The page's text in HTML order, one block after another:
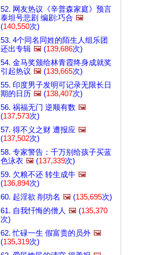
52. 网友热议《辛普森家庭》预言
泰坦号悲剧 编剧:巧合 🖼️
(140,550次)
53. 4个同名同姓的陌生人组乐团
还出专辑 🖼️ (139,686次)
54. 金马奖颁给林青霞终身成就奖
引起热议 🖼️ (139,665次)
55. 印度男子发明可记录无限长日
期的日历 🖼️ (138,407次)
56. 祸福无门 逆顺有数 🖼️
(137,573次)
57. 得不义之财 遭报应 🖼️
(137,502次)
58. 专家警告：千万别给孩子买蓝
色泳衣 🖼️ (137,339次)
59. 欠粮不还 转生成牛 🖼️
(136,894次)
60. 起淫欲 削功名 🖼️ (135,695次)
61. 自我忏悔的僧人 🖼️ (135,370
次)
62. 忙碌一生 假富贵的员外 🖼️
(135,319次)